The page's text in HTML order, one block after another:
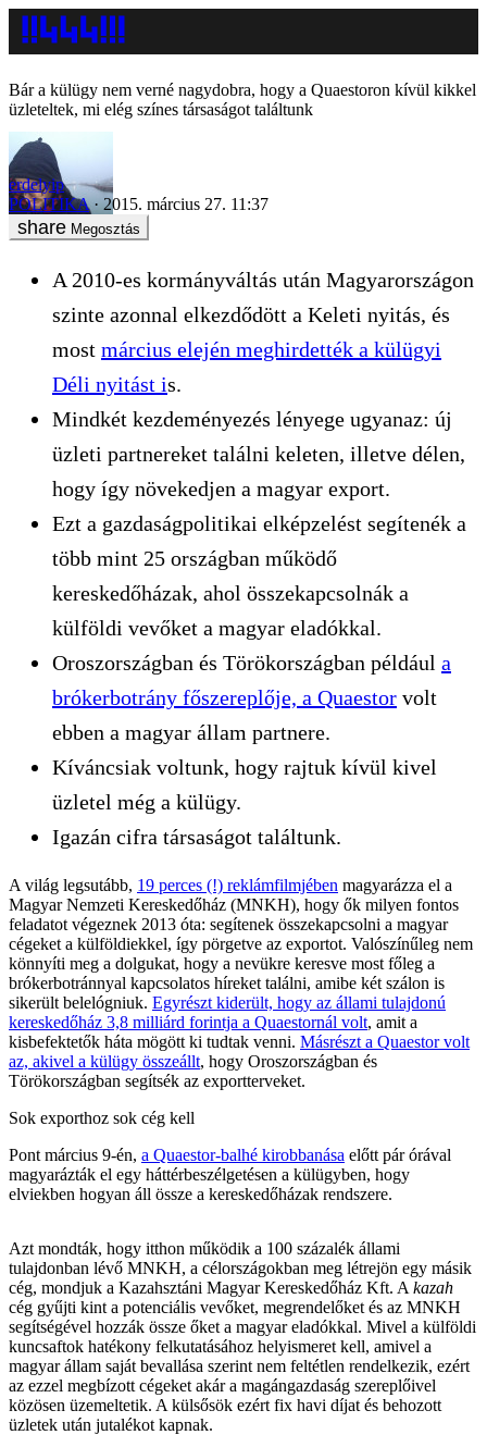
Bár a külügy nem verné nagydobra, hogy a Quaestoron kívül kikkel
üzleteltek, mi elég színes társaságot találtunk
erdelyip
POLITIKA
2015. március 27. 11:37
Megosztás
A 2010-es kormányváltás után Magyarországon
szinte azonnal elkezdődött a Keleti nyitás, és
most március elején meghirdették a külügyi
Déli nyitást is.
Mindkét kezdeményezés lényege ugyanaz: új
üzleti partnereket találni keleten, illetve délen,
hogy így növekedjen a magyar export.
Ezt a gazdaságpolitikai elképzelést segítenék a
több mint 25 országban működő
kereskedőházak, ahol összekapcsolnák a
külföldi vevőket a magyar eladókkal.
Oroszországban és Törökországban például a
brókerbotrány főszereplője, a Quaestor volt
ebben a magyar állam partnere.
Kíváncsiak voltunk, hogy rajtuk kívül kivel
üzletel még a külügy.
Igazán cifra társaságot találtunk.
A világ legsutább, 19 perces (!) reklámfilmjében magyarázza el a
Magyar Nemzeti Kereskedőház (MNKH), hogy ők milyen fontos
feladatot végeznek 2013 óta: segítenek összekapcsolni a magyar
cégeket a külföldiekkel, így pörgetve az exportot. Valószínűleg nem
könnyíti meg a dolgukat, hogy a nevükre keresve most főleg a
brókerbotránnyal kapcsolatos híreket találni, amibe két szálon is
sikerült belelógniuk. Egyrészt kiderült, hogy az állami tulajdonú
kereskedőház 3,8 milliárd forintja a Quaestornál volt, amit a
kisbefektetők háta mögött ki tudtak venni. Másrészt a Quaestor volt
az, akivel a külügy összeállt, hogy Oroszországban és
Törökországban segítsék az exportterveket.
Sok exporthoz sok cég kell
Pont március 9-én, a Quaestor-balhé kirobbanása előtt pár órával
magyarázták el egy háttérbeszélgetésen a külügyben, hogy
elviekben hogyan áll össze a kereskedőházak rendszere.
Azt mondták, hogy itthon működik a 100 százalék állami
tulajdonban lévő MNKH, a célországokban meg létrejön egy másik
cég, mondjuk a Kazahsztáni Magyar Kereskedőház Kft. A kazah
cég gyűjti kint a potenciális vevőket, megrendelőket és az MNKH
segítségével hozzák össze őket a magyar eladókkal. Mivel a külföldi
kuncsaftok hatékony felkutatásához helyismeret kell, amivel a
magyar állam saját bevallása szerint nem feltétlen rendelkezik, ezért
az ezzel megbízott cégeket akár a magángazdaság szereplőivel
közösen üzemeltetik. A külsősök ezért fix havi díjat és behozott
üzletek után jutalékot kapnak.